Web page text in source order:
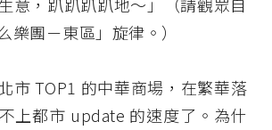
意，趴趴趴趴地～」（請觀眾自
樂團－東區」旋律。）
市 TOP1 的中華商場，在繁華落
上都市 update 的速度了。為什